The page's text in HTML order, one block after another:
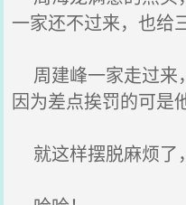
一家还不过来，也给
周建峰一家走过来
因为差点挨罚的可是
就这样摆脱麻烦了